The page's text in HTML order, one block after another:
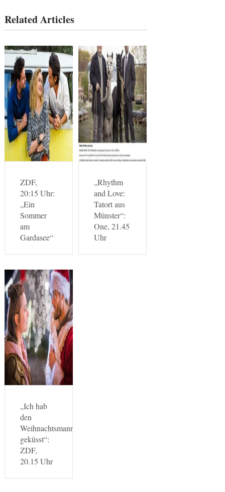
Related Articles
ZDF,
20:15 Uhr:
„Ein
Sommer
am
Gardasee“
„Rhythm
and Love:
Tatort aus
Münster“:
One, 21.45
Uhr
„Ich hab
den
Weihnachtsmann
geküsst“:
ZDF,
20.15 Uhr